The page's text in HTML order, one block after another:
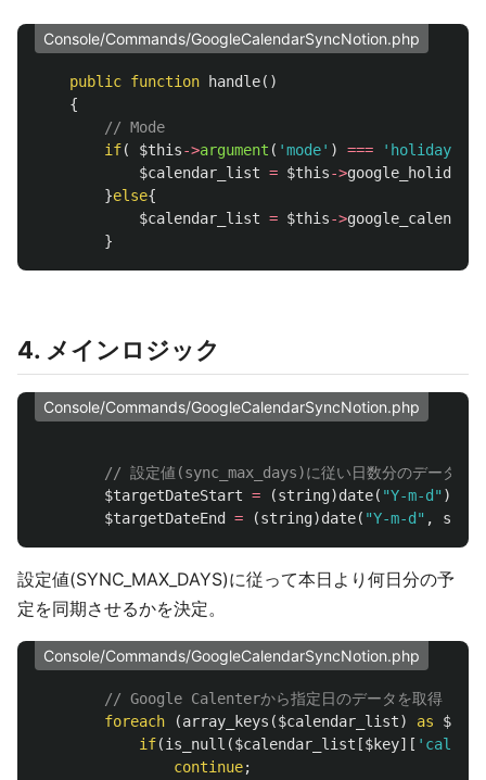
Console/Commands/GoogleCalendarSyncNotion.php
public function handle()
{
// Mode
if( $this->argument ( 'mode' ) === 'holiday'
$calendar_list = $this->
}else{
$calendar_list = $this->
}
4. メインロジック
Console/Commands/GoogleCalendarSyncNotion.php
// 設定値(sync_max_days)に従い日数分のデータを
$targetDateStart = (string)date( "Y-m-d" );
$targetDateEnd
= (string)date( "Y-m-d" ,
設定値(SYNC_MAX_DAYS)に従って本日より何日分の予
定を同期させるかを決定。
Console/Commands/GoogleCalendarSyncNotion.php
// Google Calenterから指定日のデータを取得
foreach
(array_keys ($calendar_list) as $key
if(is_null ($calendar_list [$key][
continue;